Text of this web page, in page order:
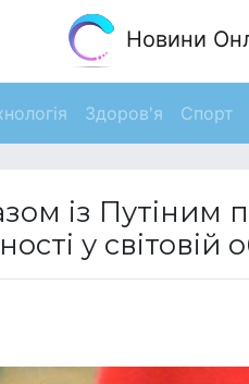
Новини
Здоров'я Спорт
із Путіним
у світовій